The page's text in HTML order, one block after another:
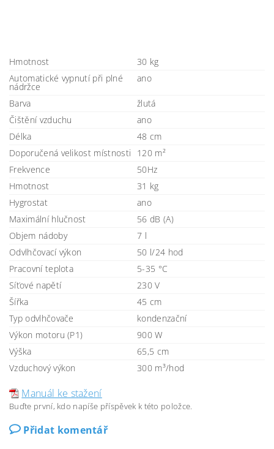
Hmotnost
30 kg
Automatické vypnutí při plné
nádržce
ano
Barva
žlutá
Čištění vzduchu
ano
Délka
48 cm
Doporučená velikost místnosti
120 m²
Frekvence
50Hz
Hmotnost
31 kg
Hygrostat
ano
Maximální hlučnost
56 dB (A)
Objem nádoby
7 l
Odvlhčovací výkon
50 l/24 hod
Pracovní teplota
5-35 °C
Síťové napětí
230 V
Šířka
45 cm
Typ odvlhčovače
kondenzační
Výkon motoru (P1)
900 W
Výška
65,5 cm
Vzduchový výkon
300 m³/hod
Manuál ke stažení
Buďte první, kdo napíše příspěvek k této položce.
Přidat komentář